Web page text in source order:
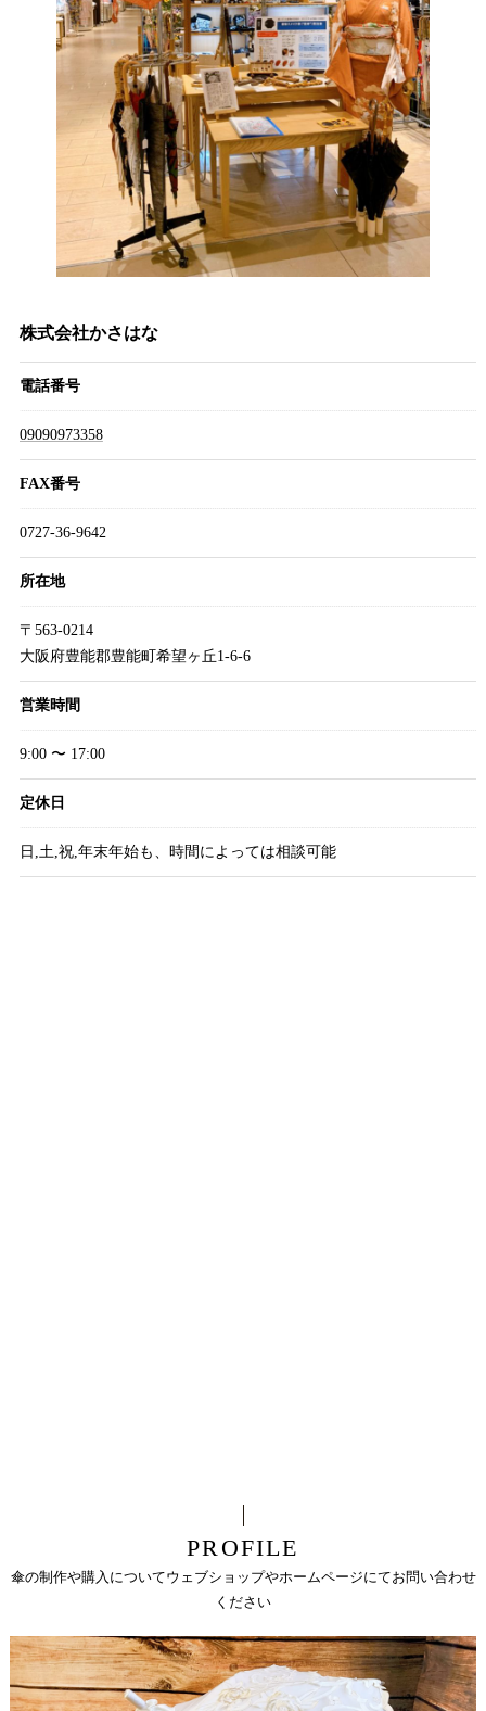
株式会社かさはな
電話番号
09090973358
FAX番号
0727-36-9642
所在地
〒563-0214
大阪府豊能郡豊能町希望ヶ丘1-6-6
営業時間
9:00 〜 17:00
定休日
日,土,祝,年末年始も、時間によっては相談可能
傘の制作や購入についてウェブショップやホームページにてお問い合わせ
ください
PROFILE